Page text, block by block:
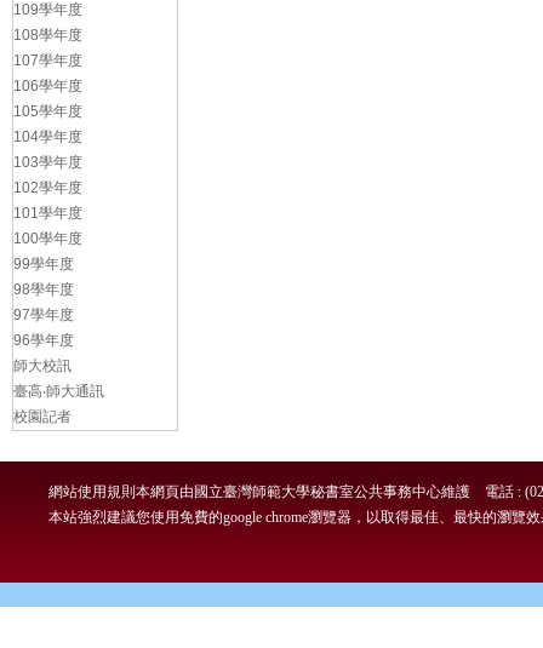
109學年度
108學年度
107學年度
106學年度
105學年度
104學年度
103學年度
102學年度
101學年度
100學年度
99學年度
98學年度
97學年度
96學年度
師大校訊
臺高‧師大通訊
校園記者
本網頁由國立臺灣師範大學秘書室公共事務中心維護 電話 :
網站使用規則
本站強烈建議您使用免費的google chrome瀏覽器，以取得最佳、最快的瀏覽